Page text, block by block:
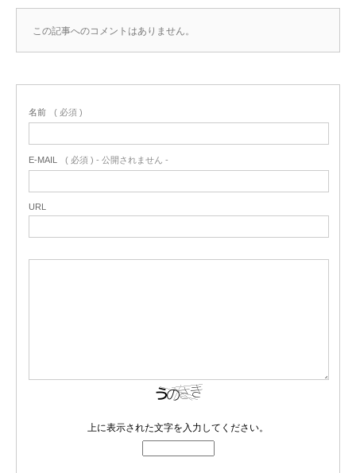
この記事へのコメントはありません。
名前 ( 必須 )
E-MAIL ( 必須 ) - 公開されません -
URL
上に表示された文字を入力してください。